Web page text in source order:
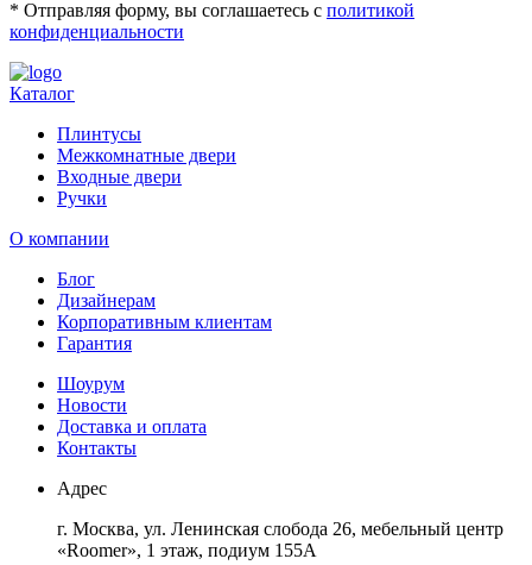
* Отправляя форму, вы соглашаетесь с политикой
конфиденциальности
Каталог
Плинтусы
Межкомнатные двери
Входные двери
Ручки
О компании
Блог
Дизайнерам
Корпоративным клиентам
Гарантия
Шоурум
Новости
Доставка и оплата
Контакты
Адрес
г. Москва, ул. Ленинская слобода 26, мебельный центр
«Roomer», 1 этаж, подиум 155А